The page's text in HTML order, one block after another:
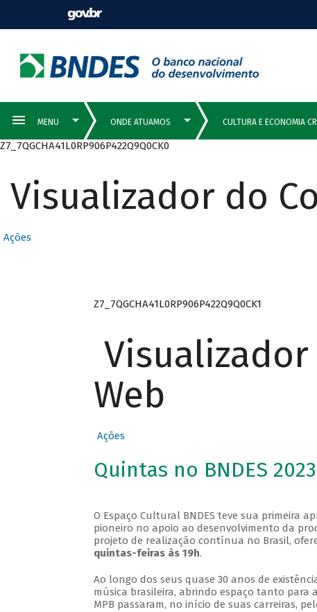
Z7_7QGCHA41L0RP906P422Q9Q0CK0
Visualizador do
Ações
Z7_7QGCHA41L0RP906P422Q9Q0CK1
Web
Ações
Quintas no BNDES 2023
O Espaço Cultural BNDES teve sua primeira
pioneiro no apoio ao desenvolvimento da
projeto de realização contínua no Brasil,
quintas-feiras às 19h.
Ao longo dos seus quase 30 anos de
música brasileira, abrindo espaço tanto
MPB passaram, no início de suas carreiras,